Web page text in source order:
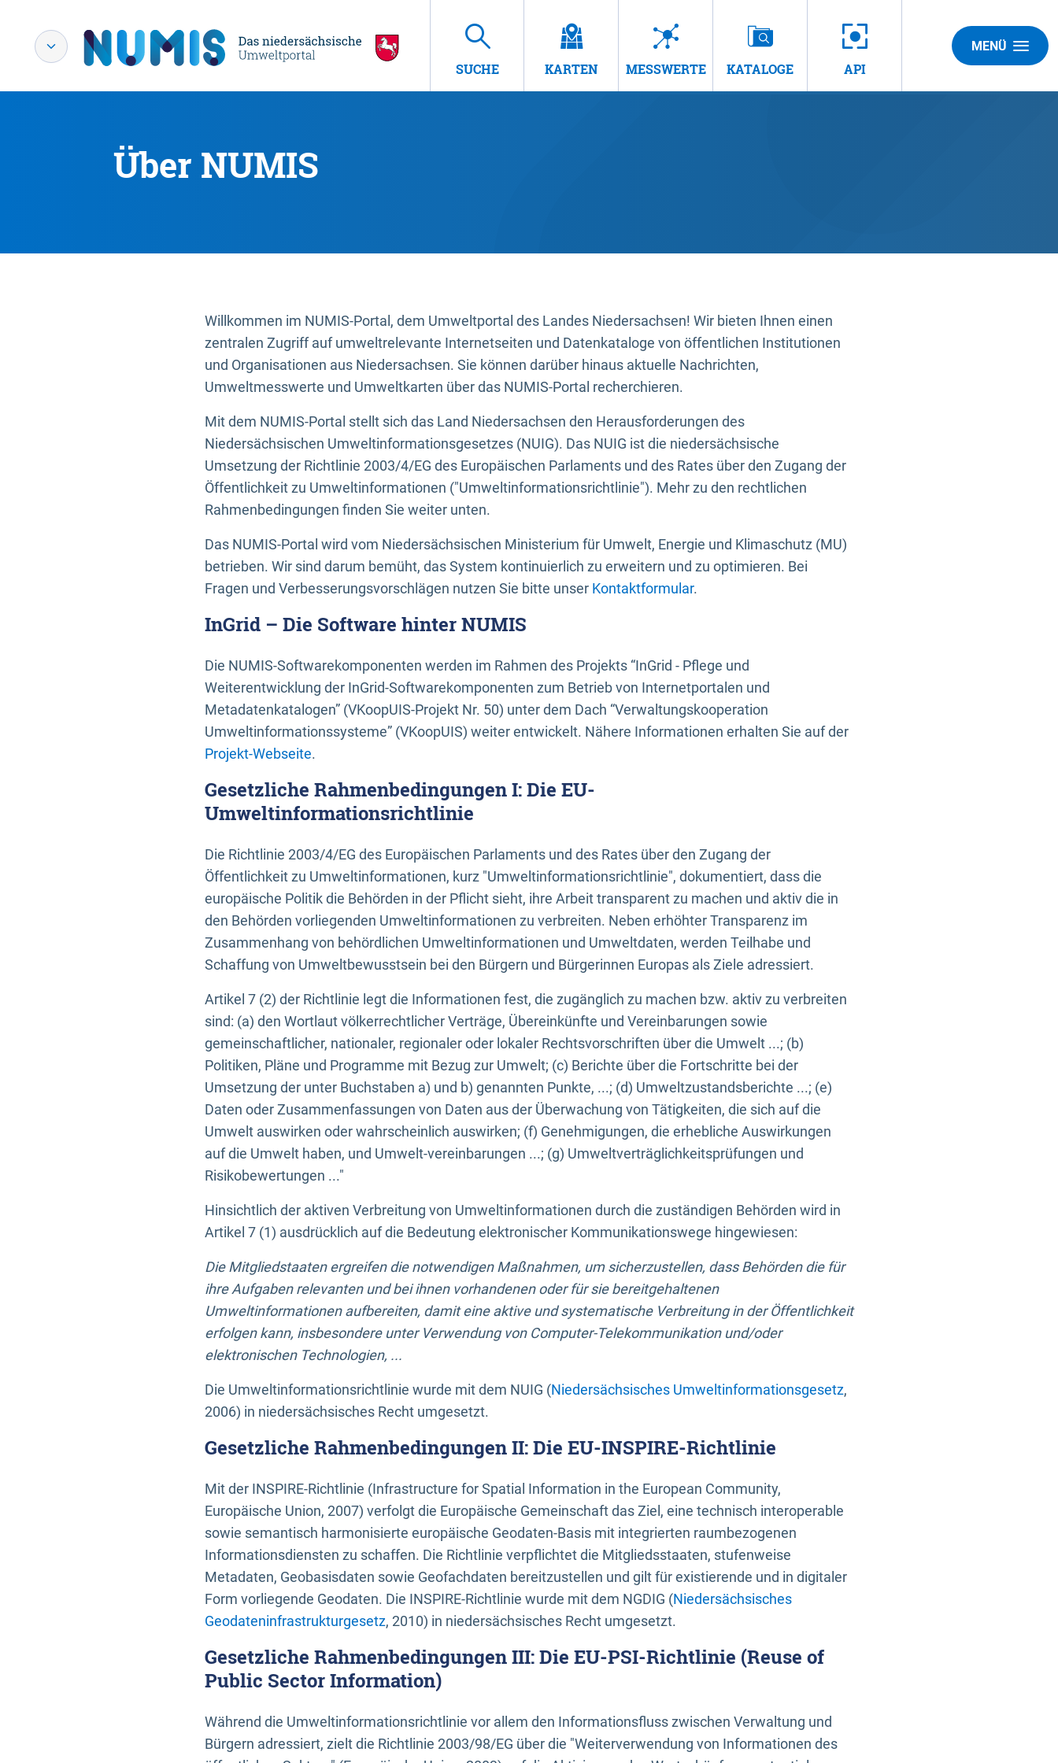
SUCHE KARTEN MESSWERTE KATALOGE API
MENÜ
Über NUMIS
Willkommen im NUMIS-Portal, dem Umweltportal des Landes Niedersachsen! Wir bieten Ihnen einen
zentralen Zugriff auf umweltrelevante Internetseiten und Datenkataloge von öffentlichen Institutionen
und Organisationen aus Niedersachsen. Sie können darüber hinaus aktuelle Nachrichten,
Umweltmesswerte und Umweltkarten über das NUMIS-Portal recherchieren.
Mit dem NUMIS-Portal stellt sich das Land Niedersachsen den Herausforderungen des
Niedersächsischen Umweltinformationsgesetzes (NUIG). Das NUIG ist die niedersächsische
Umsetzung der Richtlinie 2003/4/EG des Europäischen Parlaments und des Rates über den Zugang der
Öffentlichkeit zu Umweltinformationen ("Umweltinformationsrichtlinie"). Mehr zu den rechtlichen
Rahmenbedingungen finden Sie weiter unten.
Das NUMIS-Portal wird vom Niedersächsischen Ministerium für Umwelt, Energie und Klimaschutz (MU)
betrieben. Wir sind darum bemüht, das System kontinuierlich zu erweitern und zu optimieren. Bei
Fragen und Verbesserungsvorschlägen nutzen Sie bitte unser Kontaktformular.
InGrid – Die Software hinter NUMIS
Die NUMIS-Softwarekomponenten werden im Rahmen des Projekts “InGrid - Pflege und
Weiterentwicklung der InGrid-Softwarekomponenten zum Betrieb von Internetportalen und
Metadatenkatalogen” (VKoopUIS-Projekt Nr. 50) unter dem Dach “Verwaltungskooperation
Umweltinformationssysteme” (VKoopUIS) weiter entwickelt. Nähere Informationen erhalten Sie auf der
Projekt-Webseite.
Gesetzliche Rahmenbedingungen I: Die EU-
Umweltinformationsrichtlinie
Die Richtlinie 2003/4/EG des Europäischen Parlaments und des Rates über den Zugang der
Öffentlichkeit zu Umweltinformationen, kurz "Umweltinformationsrichtlinie", dokumentiert, dass die
europäische Politik die Behörden in der Pflicht sieht, ihre Arbeit transparent zu machen und aktiv die in
den Behörden vorliegenden Umweltinformationen zu verbreiten. Neben erhöhter Transparenz im
Zusammenhang von behördlichen Umweltinformationen und Umweltdaten, werden Teilhabe und
Schaffung von Umweltbewusstsein bei den Bürgern und Bürgerinnen Europas als Ziele adressiert.
Artikel 7 (2) der Richtlinie legt die Informationen fest, die zugänglich zu machen bzw. aktiv zu verbreiten
sind: (a) den Wortlaut völkerrechtlicher Verträge, Übereinkünfte und Vereinbarungen sowie
gemeinschaftlicher, nationaler, regionaler oder lokaler Rechtsvorschriften über die Umwelt ...; (b)
Politiken, Pläne und Programme mit Bezug zur Umwelt; (c) Berichte über die Fortschritte bei der
Umsetzung der unter Buchstaben a) und b) genannten Punkte, ...; (d) Umweltzustandsberichte ...; (e)
Daten oder Zusammenfassungen von Daten aus der Überwachung von Tätigkeiten, die sich auf die
Umwelt auswirken oder wahrscheinlich auswirken; (f) Genehmigungen, die erhebliche Auswirkungen
auf die Umwelt haben, und Umwelt-vereinbarungen ...; (g) Umweltverträglichkeitsprüfungen und
Risikobewertungen ..."
Hinsichtlich der aktiven Verbreitung von Umweltinformationen durch die zuständigen Behörden wird in
Artikel 7 (1) ausdrücklich auf die Bedeutung elektronischer Kommunikationswege hingewiesen:
Die Mitgliedstaaten ergreifen die notwendigen Maßnahmen, um sicherzustellen, dass Behörden die für
ihre Aufgaben relevanten und bei ihnen vorhandenen oder für sie bereitgehaltenen
Umweltinformationen aufbereiten, damit eine aktive und systematische Verbreitung in der Öffentlichkeit
erfolgen kann, insbesondere unter Verwendung von Computer-Telekommunikation und/oder
elektronischen Technologien, ...
Die Umweltinformationsrichtlinie wurde mit dem NUIG (Niedersächsisches Umweltinformationsgesetz,
2006) in niedersächsisches Recht umgesetzt.
Gesetzliche Rahmenbedingungen II: Die EU-INSPIRE-Richtlinie
Mit der INSPIRE-Richtlinie (Infrastructure for Spatial Information in the European Community,
Europäische Union, 2007) verfolgt die Europäische Gemeinschaft das Ziel, eine technisch interoperable
sowie semantisch harmonisierte europäische Geodaten-Basis mit integrierten raumbezogenen
Informationsdiensten zu schaffen. Die Richtlinie verpflichtet die Mitgliedsstaaten, stufenweise
Metadaten, Geobasisdaten sowie Geofachdaten bereitzustellen und gilt für existierende und in digitaler
Form vorliegende Geodaten. Die INSPIRE-Richtlinie wurde mit dem NGDIG (Niedersächsisches
Geodateninfrastrukturgesetz, 2010) in niedersächsisches Recht umgesetzt.
Gesetzliche Rahmenbedingungen III: Die EU-PSI-Richtlinie (Reuse of
Public Sector Information)
Während die Umweltinformationsrichtlinie vor allem den Informationsfluss zwischen Verwaltung und
Bürgern adressiert, zielt die Richtlinie 2003/98/EG über die "Weiterverwendung von Informationen des